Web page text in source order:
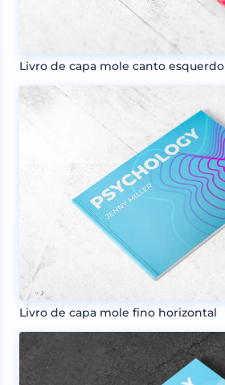
Livro de capa mole canto esquerdo
Livro de capa mole fino horizontal